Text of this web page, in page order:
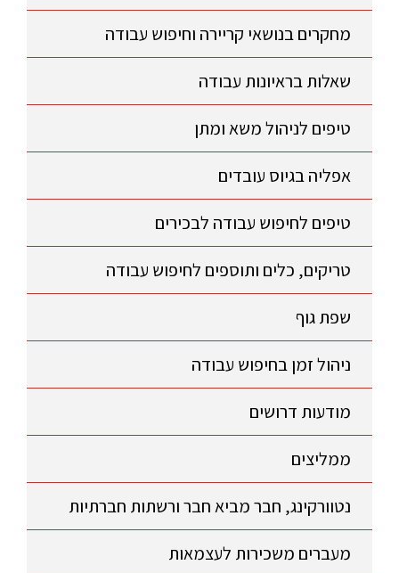
מחקרים בנושאי קריירה וחיפוש עבודה
שאלות בראיונות עבודה
טיפים לניהול משא ומתן
אפליה בגיוס עובדים
טיפים לחיפוש עבודה לבכירים
טריקים, כלים ותוספים לחיפוש עבודה
שפת גוף
ניהול זמן בחיפוש עבודה
מודעות דרושים
ממליצים
נטוורקינג, חבר מביא חבר ורשתות חברתיות
מעברים משכירות לעצמאות